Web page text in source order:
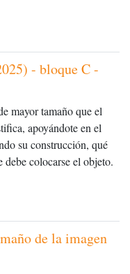
- bloque C -
mayor tamaño que el
apoyándote en el
su construcción, qué
debe colocarse el objeto.
de la imagen